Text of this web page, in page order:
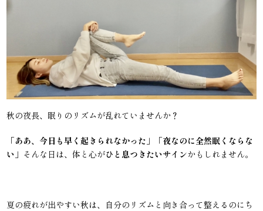
秋の夜長、眠りのリズムが乱れていませんか？
「ああ、今日も早く起きられなかった 」「夜なのに全然眠くならな
い 」そんな日は、体と心がひと息つきたいサインかもしれません。
夏の疲れが出やすい秋は、自分のリズムと向き合って整えるのにち